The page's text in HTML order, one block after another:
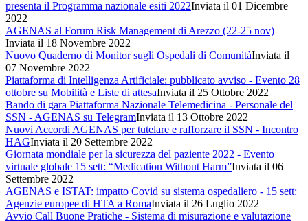
presenta il Programma nazionale esiti 2022Inviata il 01 Dicembre
2022
AGENAS al Forum Risk Management di Arezzo (22-25 nov)
Inviata il 18 Novembre 2022
Nuovo Quaderno di Monitor sugli Ospedali di ComunitàInviata il
07 Novembre 2022
Piattaforma di Intelligenza Artificiale: pubblicato avviso - Evento 28
ottobre su Mobilità e Liste di attesaInviata il 25 Ottobre 2022
Bando di gara Piattaforma Nazionale Telemedicina - Personale del
SSN - AGENAS su TelegramInviata il 13 Ottobre 2022
Nuovi Accordi AGENAS per tutelare e rafforzare il SSN - Incontro
HAGInviata il 20 Settembre 2022
Giornata mondiale per la sicurezza del paziente 2022 - Evento
virtuale globale 15 sett: “Medication Without Harm”Inviata il 06
Settembre 2022
AGENAS e ISTAT: impatto Covid su sistema ospedaliero - 15 sett:
Agenzie europee di HTA a RomaInviata il 26 Luglio 2022
Avvio Call Buone Pratiche - Sistema di misurazione e valutazione